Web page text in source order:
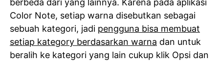
berbeda dari yang lainnya. Karena pada aplikasi
Color Note, setiap warna disebutkan sebagai
sebuah kategori, jadi pengguna bisa membuat
setiap kategory berdasarkan warna dan untuk
beralih ke kategori yang lain cukup klik Opsi dan